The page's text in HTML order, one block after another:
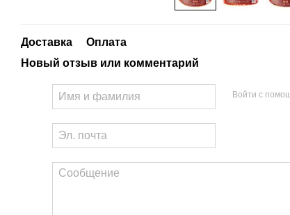
Доставка
Оплата
Новый отзыв или комментарий
Войти с